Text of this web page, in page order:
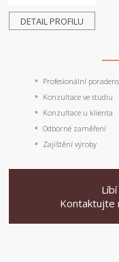
DETAIL PROFILU
Profesionální
Konzultace ve studiu
Konzultace u klienta
Odborné zaměření
Zajištění výroby
Kontaktujte